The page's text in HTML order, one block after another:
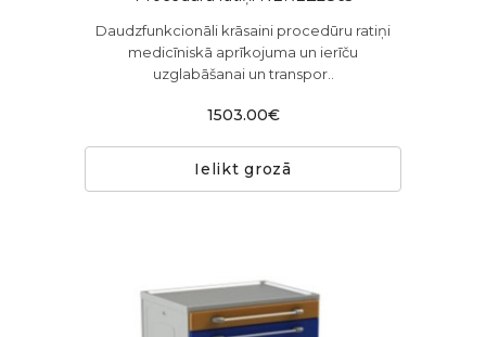
Daudzfunkcionāli krāsaini procedūru ratiņi
medicīniskā aprīkojuma un ierīču
uzglabāšanai un transpor..
1503.00€
Ielikt grozā